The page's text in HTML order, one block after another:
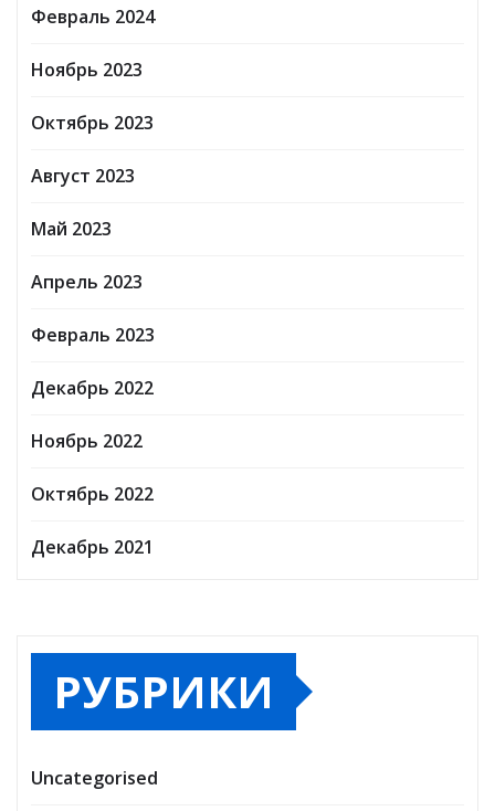
Февраль 2024
Ноябрь 2023
Октябрь 2023
Август 2023
Май 2023
Апрель 2023
Февраль 2023
Декабрь 2022
Ноябрь 2022
Октябрь 2022
Декабрь 2021
РУБРИКИ
Uncategorised